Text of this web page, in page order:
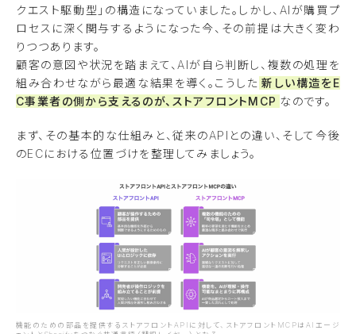
クエスト駆動型」の構造になっていました。しかし、AIが購買プ
ロセスに深く関与するようになった今、その前提は大きく変わ
りつつあります。
顧客の意図や状況を踏まえて、AIが自ら判断し、複数の処理を
組み合わせながら最適な結果を導く。こうした 新しい構造をE
C事業者の側から支えるのが、ストアフロントMCP なのです。
まず、その基本的な仕組みと、従来のAPIとの違い、そして今後
のECにおける位置づけを整理してみましょう。
機能のための部品を提供するストアフロントAPIに対して、ストアフロントMCPはAIエージ